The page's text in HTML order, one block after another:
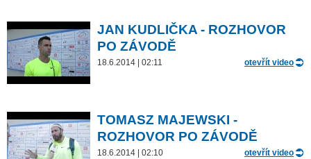
JAN KUDLIČKA - ROZHOVOR
PO ZÁVODĚ
18.6.2014 | 02:11 otevřít video
TOMASZ MAJEWSKI -
ROZHOVOR PO ZÁVODĚ
18.6.2014 | 02:10 otevřít video